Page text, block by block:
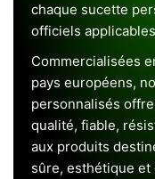
chaque sucette
officiels
Commercialisées
pays européens,
personnalisés
qualité, fiable,
aux produits
sûre, esthétique